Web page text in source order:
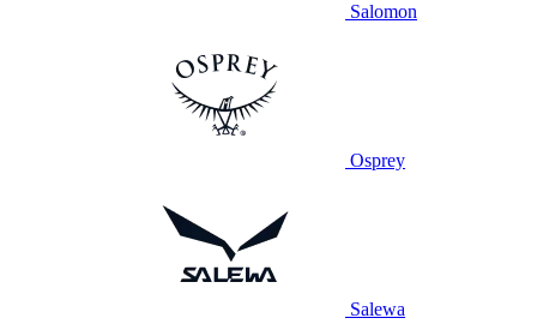
Salomon
Osprey
Salewa